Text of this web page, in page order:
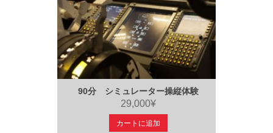
90分 シミュレーター操縦体験
29,000¥
カートに追加